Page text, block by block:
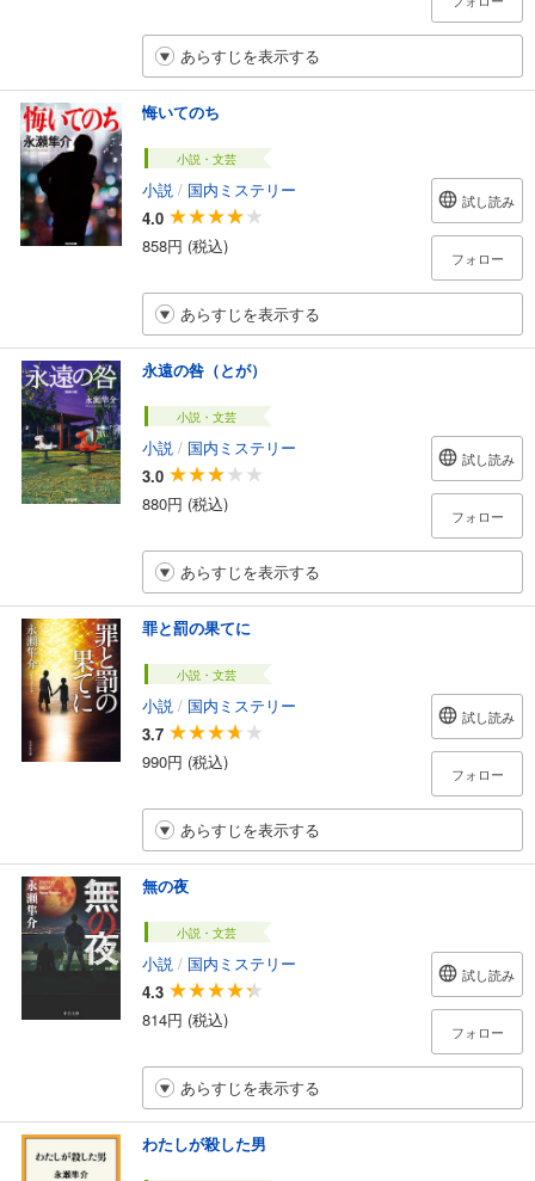
あらすじを表示する
悔いてのち
小説・文芸
小説 / 国内ミステリー
4.0
858円 (税込)
試し読み
フォロー
あらすじを表示する
永遠の咎（とが）
小説・文芸
小説 / 国内ミステリー
3.0
880円 (税込)
試し読み
フォロー
あらすじを表示する
罪と罰の果てに
小説・文芸
小説 / 国内ミステリー
3.7
990円 (税込)
試し読み
フォロー
あらすじを表示する
無の夜
小説・文芸
小説 / 国内ミステリー
4.3
814円 (税込)
試し読み
フォロー
あらすじを表示する
わたしが殺した男